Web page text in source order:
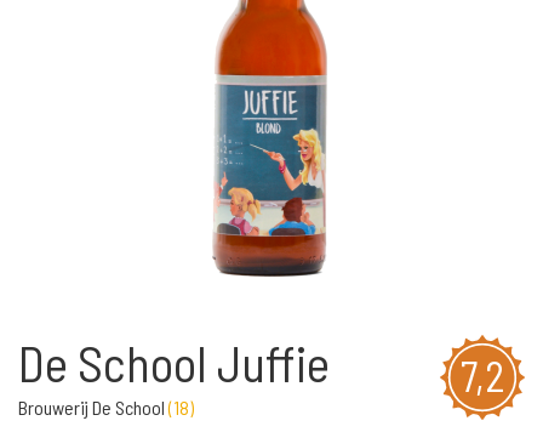
7,2
De School Juffie
Brouwerij De School(18)